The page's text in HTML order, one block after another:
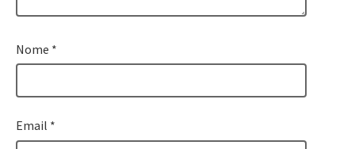
Nome *
Email *